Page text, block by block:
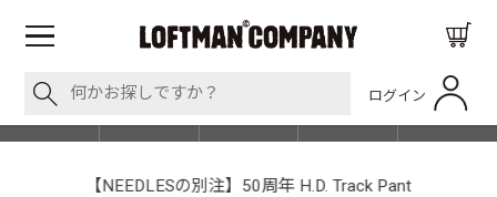
ログイン
SHOP LIST
【NEEDLESの別注】50周年 H.D. Track Pant